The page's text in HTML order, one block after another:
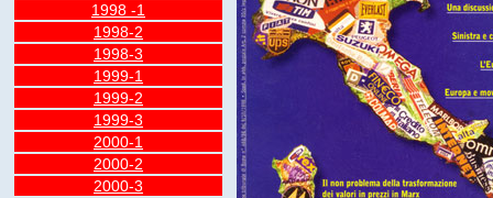
1998 -1
1998-2
1998-3
1999-1
1999-2
1999-3
2000-1
2000-2
2000-3